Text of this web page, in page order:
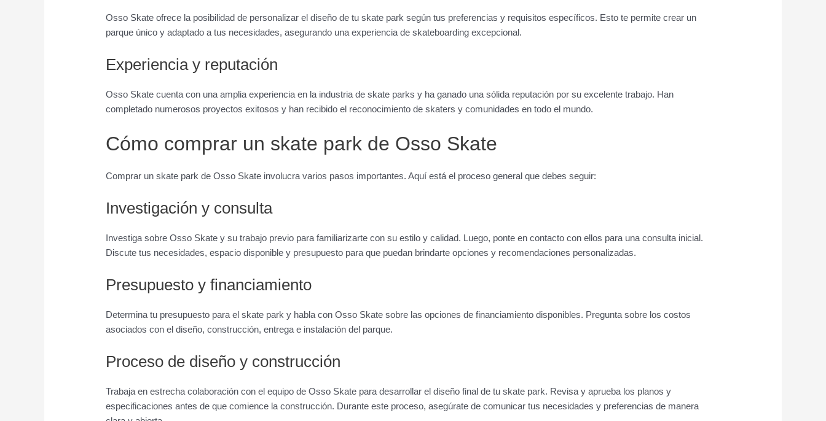
Osso Skate ofrece la posibilidad de personalizar el diseño de tu skate park según tus preferencias y requisitos específicos. Esto te permite crear un
parque único y adaptado a tus necesidades, asegurando una experiencia de skateboarding excepcional.
Experiencia y reputación
Osso Skate cuenta con una amplia experiencia en la industria de skate parks y ha ganado una sólida reputación por su excelente trabajo. Han
completado numerosos proyectos exitosos y han recibido el reconocimiento de skaters y comunidades en todo el mundo.
Cómo comprar un skate park de Osso Skate
Comprar un skate park de Osso Skate involucra varios pasos importantes. Aquí está el proceso general que debes seguir:
Investigación y consulta
Investiga sobre Osso Skate y su trabajo previo para familiarizarte con su estilo y calidad. Luego, ponte en contacto con ellos para una consulta inicial.
Discute tus necesidades, espacio disponible y presupuesto para que puedan brindarte opciones y recomendaciones personalizadas.
Presupuesto y financiamiento
Determina tu presupuesto para el skate park y habla con Osso Skate sobre las opciones de financiamiento disponibles. Pregunta sobre los costos
asociados con el diseño, construcción, entrega e instalación del parque.
Proceso de diseño y construcción
Trabaja en estrecha colaboración con el equipo de Osso Skate para desarrollar el diseño final de tu skate park. Revisa y aprueba los planos y
especificaciones antes de que comience la construcción. Durante este proceso, asegúrate de comunicar tus necesidades y preferencias de manera